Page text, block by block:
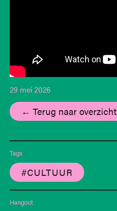
29 mei 2026
← Terug naar overzicht
Tags
#CULTUUR
Hangout